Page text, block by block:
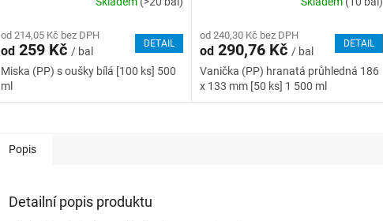
od 214,05 Kč bez DPH
od 259 Kč / bal
DETAIL
Miska (PP) s oušky bílá [100 ks] 500
ml
od 240,30 Kč bez DPH
od 290,76 Kč/ bal
DETAIL
Vanička (PP) hranatá průhledná 186
x 133 mm [50 ks] 1 500 ml
Popis
Detailní popis produktu